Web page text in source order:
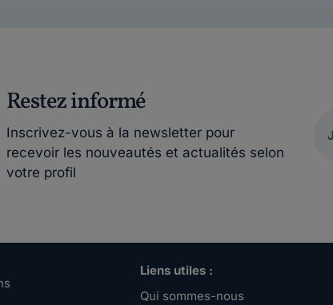
Restez informé
Inscrivez-vous à la newsletter pour
recevoir les nouveautés et actualités selon
votre profil
Liens utiles :
Qui sommes-nous